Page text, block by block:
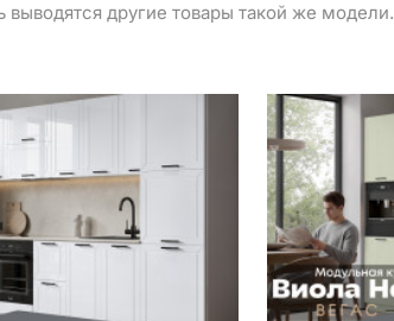
выводятся другие товары такой же модели.